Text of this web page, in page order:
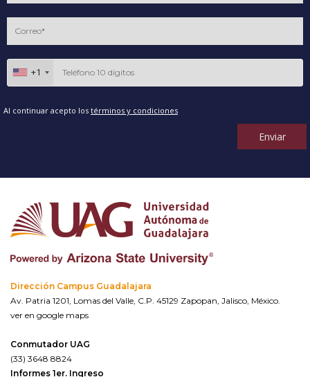
+1
Al continuar acepto los términos y condiciones
Enviar
Dirección Campus Guadalajara
Av. Patria 1201, Lomas del Valle, C.P. 45129 Zapopan, Jalisco, México.
ver en google maps
Conmutador UAG
(33) 3648 8824
Informes 1er. Ingreso